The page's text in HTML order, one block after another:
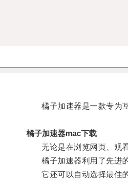
橘子加速器是一款专为互
橘子加速器mac下载
无论是在浏览网页、观看
橘子加速器利用了先进的
它还可以自动选择最佳的